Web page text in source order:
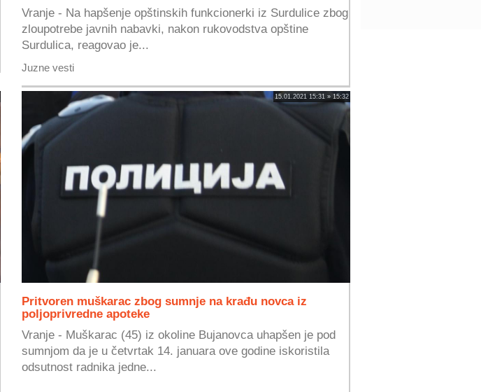
Vranje - Na hapšenje opštinskih funkcionerki iz Surdulice zbog
zloupotrebe javnih nabavki, nakon rukovodstva opštine
Surdulica, reagovao je...
Juzne vesti
15.01.2021 15:31 » 15:32
Pritvoren muškarac zbog sumnje na krađu novca iz
poljoprivredne apoteke
Vranje - Muškarac (45) iz okoline Bujanovca uhapšen je pod
sumnjom da je u četvrtak 14. januara ove godine iskoristila
odsutnost radnika jedne...